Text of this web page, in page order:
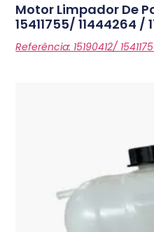
Motor Limpador De
15411755/ 11444264 /
Referência: 15190412/